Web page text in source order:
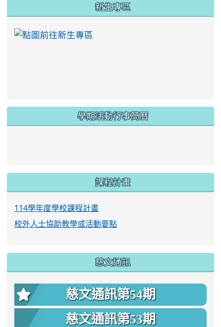
新生專區
學期活動行事簡曆
課程計畫
114學年度學校課程計畫
校外人士協助教學或活動要點
慈文通訊
慈文通訊第54期
慈文通訊第53期